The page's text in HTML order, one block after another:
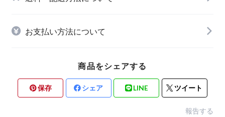
お支払い方法について
商品をシェアする
保存 シェア LINE ツイート
報告する